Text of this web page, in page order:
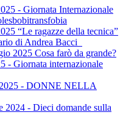
- Giornata Internazionale
“Le ragazze della tecnica”
di Andrea Bacci
2025 Cosa farò da grande?
- Giornata internazionale
- DONNE NELLA
2024 - Dieci domande sulla